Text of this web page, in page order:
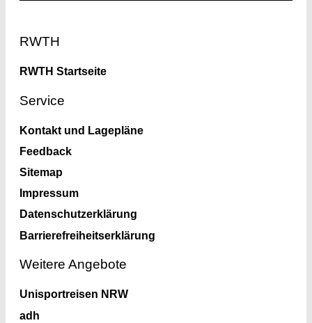
RWTH
RWTH Startseite
Service
Kontakt und Lagepläne
Feedback
Sitemap
Impressum
Datenschutzerklärung
Barrierefreiheitserklärung
Weitere Angebote
Unisportreisen NRW
adh